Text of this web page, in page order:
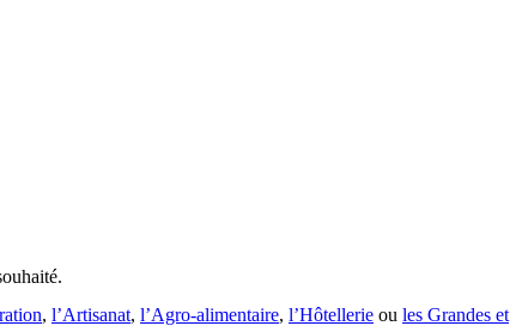
, l’Artisanat, l’Agro-alimentaire, l’Hôtellerie ou les Grandes et